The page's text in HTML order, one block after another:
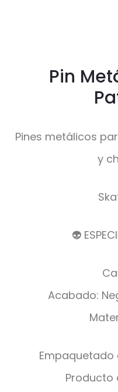
Pin
Pines metálicos
y
👽
Acabado:
Producto